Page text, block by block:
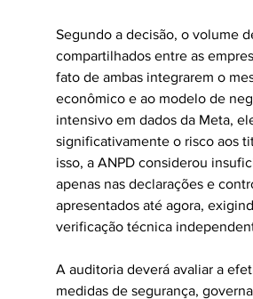
Segundo a decisão, o volume
compartilhados entre as
fato de ambas integrarem o
econômico e ao modelo de
intensivo em dados da Meta,
significativamente o risco aos
isso, a ANPD considerou
apenas nas declarações e
apresentados até agora,
verificação técnica
A auditoria deverá avaliar a
medidas de segurança,